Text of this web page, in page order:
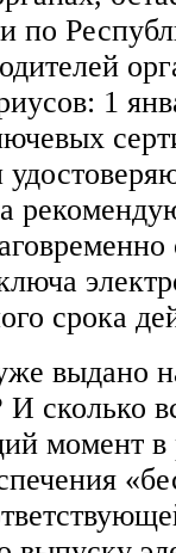
1
срока
выдано
сколько
момент в